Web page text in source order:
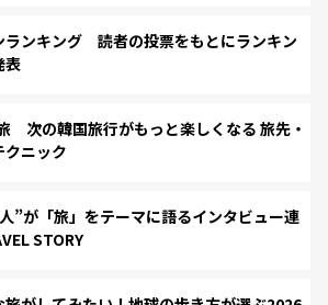
ランキング 読者の投票をもとにランキン
表
次の韓国旅行がもっと楽しくなる 旅先・
クニック
”が「旅」をテーマに語るインタビュー連
STORY